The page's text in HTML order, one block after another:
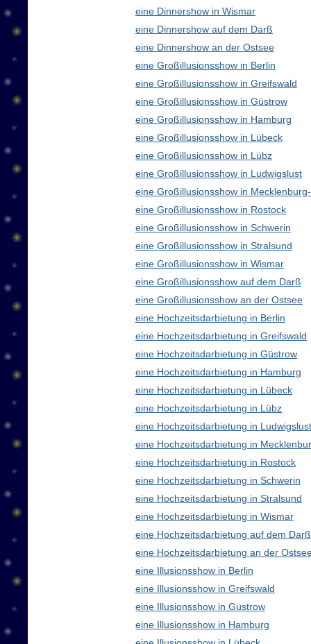
eine Dinnershow in Wismar
eine Dinnershow auf dem Darß
eine Dinnershow an der Ostsee
eine Großillusionsshow in Berlin
eine Großillusionsshow in Greifswald
eine Großillusionsshow in Güstrow
eine Großillusionsshow in Hamburg
eine Großillusionsshow in Lübeck
eine Großillusionsshow in Lübz
eine Großillusionsshow in Ludwigslust
eine Großillusionsshow in
eine Großillusionsshow in Rostock
eine Großillusionsshow in Schwerin
eine Großillusionsshow in Stralsund
eine Großillusionsshow in Wismar
eine Großillusionsshow auf dem Darß
eine Großillusionsshow an der Ostsee
eine Hochzeitsdarbietung in Berlin
eine Hochzeitsdarbietung in Greifswald
eine Hochzeitsdarbietung in Güstrow
eine Hochzeitsdarbietung in Hamburg
eine Hochzeitsdarbietung in Lübeck
eine Hochzeitsdarbietung in Lübz
eine Hochzeitsdarbietung in Ludwigslust
eine Hochzeitsdarbietung in
eine Hochzeitsdarbietung in Rostock
eine Hochzeitsdarbietung in Schwerin
eine Hochzeitsdarbietung in Stralsund
eine Hochzeitsdarbietung in Wismar
eine Hochzeitsdarbietung auf dem Darß
eine Hochzeitsdarbietung an der
eine Illusionsshow in Berlin
eine Illusionsshow in Greifswald
eine Illusionsshow in Güstrow
eine Illusionsshow in Hamburg